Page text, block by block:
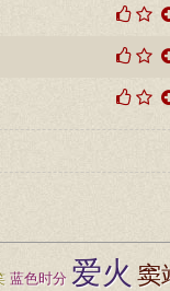
蓝色时分 爱火 窦